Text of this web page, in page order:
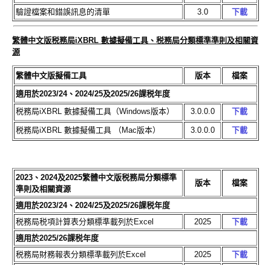
驗證檔案和錯誤訊息的清單
3.0 下載
繁體中文版税務局iXBRL 數據擬備工具、税務局分類標準準則及相關資
源
繁體中文版擬備工具 版本
檔案
適用於2023/24、2024/25及2025/26課税年度
税務局iXBRL 數據擬備工具（Windows版本）
3.0.0.0 下載
税務局iXBRL 數據擬備工具 （Mac版本） 3.0.0.0 下載
2023、2024及2025繁體中文版税務局分類標準
準則及相關資源
版本 檔案
適用於2023/24、2024/25及2025/26課税年度
税務局税項計算表分類標準載列於Excel
2025
下載
適用於2025/26課税年度
税務局財務報表分類標準載列於Excel
2025
下載